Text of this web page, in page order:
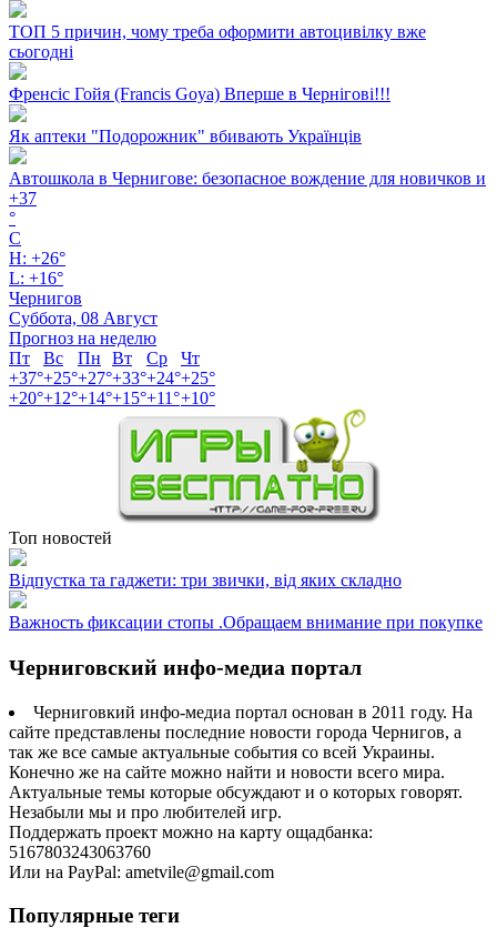
ТОП 5 причин, чому треба оформити автоцивілку вже
сьогодні
Френсіс Гойя (Francis Goya) Вперше в Чернігові!!!
Як аптеки "Подорожник" вбивають Українців
Автошкола в Чернигове: безопасное вождение для новичков и
+37
°
C
H: +26°
L: +16°
Чернигов
Суббота, 08 Август
Прогноз на неделю
Пт
Вс Пн Вт Ср
Чт
+37°+25°+27°+33°+24°+25°
+20°+12°+14°+15°+11°+10°
Топ новостей
Відпустка та гаджети: три звички, від яких складно
Важность фиксации стопы .Обращаем внимание при покупке
Черниговский инфо-медиа портал
Черниговкий инфо-медиа портал основан в 2011 году. На
сайте представлены последние новости города Чернигов, а
так же все самые актуальные события со всей Украины.
Конечно же на сайте можно найти и новости всего мира.
Актуальные темы которые обсуждают и о которых говорят.
Незабыли мы и про любителей игр.
Поддержать проект можно на карту ощадбанка:
5167803243063760
Или на PayPal: ametvile@gmail.com
Популярные теги